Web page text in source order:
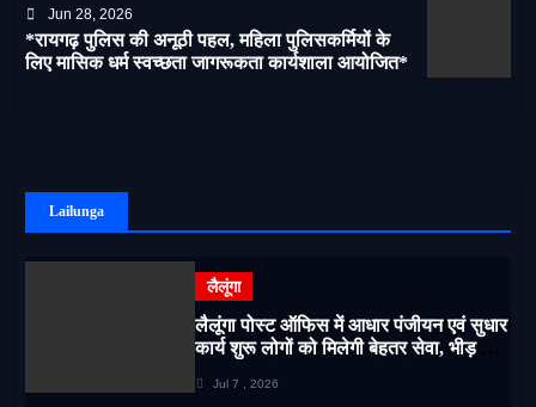
Jun 28, 2026
*रायगढ़ पुलिस की अनूठी पहल, महिला पुलिसकर्मियों के
लिए मासिक धर्म स्वच्छता जागरूकता कार्यशाला आयोजित*
Lailunga
लैलूंगा
लैलूंगा पोस्ट ऑफिस में आधार पंजीयन एवं सुधार
कार्य शुरू लोगों को मिलेगी बेहतर सेवा, भीड़ से
Jul 7 , 2026